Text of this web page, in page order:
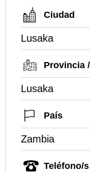
Ciudad
Lusaka
Provincia
Lusaka
País
Zambia
Teléfono/s